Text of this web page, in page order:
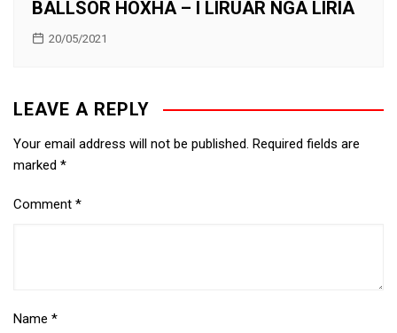
BALLSOR HOXHA – I LIRUAR NGA LIRIA
20/05/2021
LEAVE A REPLY
Your email address will not be published. Required fields are
marked *
Comment *
Name *